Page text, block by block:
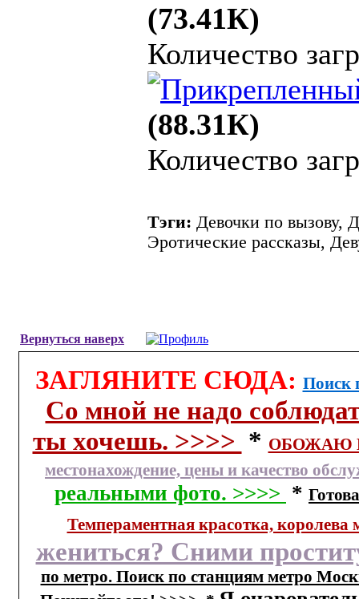
(73.41К)
Количество
(88.31К)
Количество
Тэги: Девочки по вызову,
Эротические рассказы,
Вернуться наверх
ЗАГЛЯНИТЕ СЮДА: Поиск
Со мной не надо
ты хочешь. >>>> * ОБОЖАЮ
местонахождение, цены и качество
реальными фото. >>>> *
Темпераментная красотка, королева
жениться? Сними
по метро. Поиск по станциям метро